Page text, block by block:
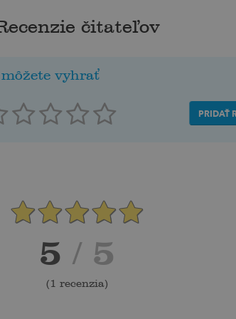
čitateľov
vyhrať
PRIDAŤ
5 / 5
(1 recenzia)